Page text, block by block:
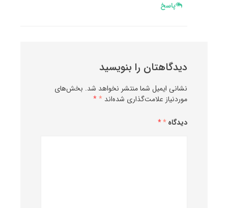
پاسخ
دیدگاهتان را بنویسید
نشانی ایمیل شما منتشر نخواهد شد. بخش‌های
موردنیاز علامت‌گذاری شده‌اند *
دیدگاه*